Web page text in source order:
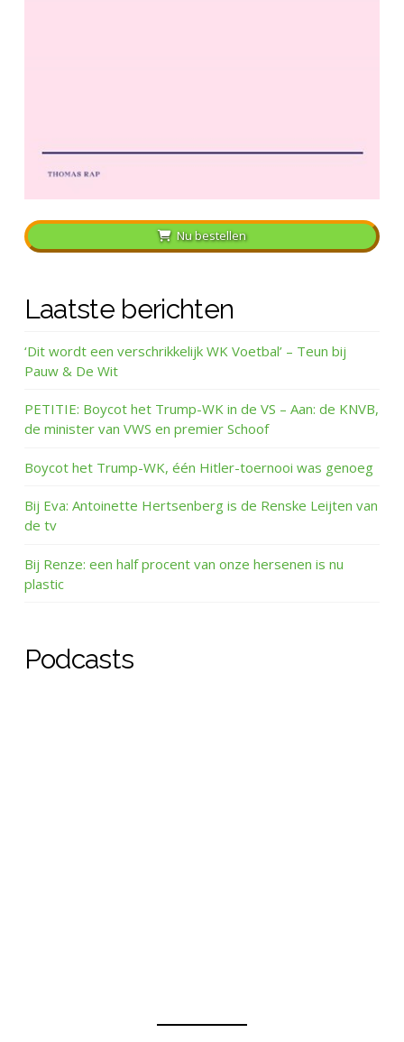
Nu bestellen
Laatste berichten
‘Dit wordt een verschrikkelijk WK Voetbal’ – Teun bij
Pauw & De Wit
PETITIE: Boycot het Trump-WK in de VS – Aan: de KNVB,
de minister van VWS en premier Schoof
Boycot het Trump-WK, één Hitler-toernooi was genoeg
Bij Eva: Antoinette Hertsenberg is de Renske Leijten van
de tv
Bij Renze: een half procent van onze hersenen is nu
plastic
Podcasts